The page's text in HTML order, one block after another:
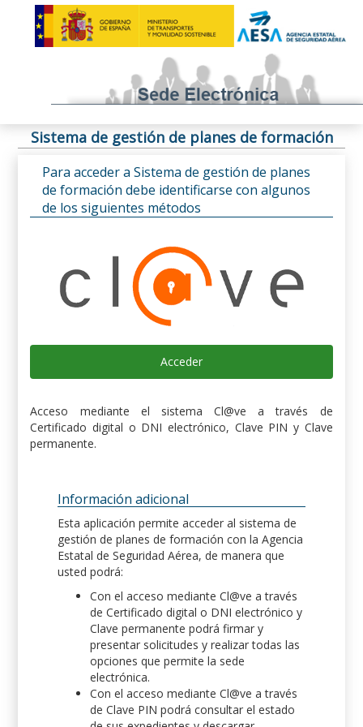
Sistema de gestión de planes de formación
Para acceder a Sistema de gestión de planes
de formación debe identificarse con algunos
de los siguientes métodos
Acceder
Acceso mediante el sistema Cl@ve a través de
Certificado digital o DNI electrónico, Clave PIN y Clave
permanente.
Información adicional
Esta aplicación permite acceder al sistema de
gestión de planes de formación con la Agencia
Estatal de Seguridad Aérea, de manera que
usted podrá:
Con el acceso mediante Cl@ve a través
de Certificado digital o DNI electrónico y
Clave permanente podrá firmar y
presentar solicitudes y realizar todas las
opciones que permite la sede
electrónica.
Con el acceso mediante Cl@ve a través
de Clave PIN podrá consultar el estado